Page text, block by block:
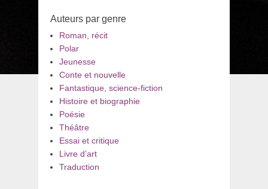
Auteurs par genre
Roman, récit
Polar
Jeunesse
Conte et nouvelle
Fantastique, science-fiction
Histoire et biographie
Poésie
Théâtre
Essai et critique
Livre d’art
Traduction